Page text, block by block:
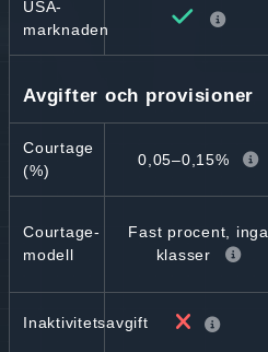
USA-
marknaden
Avgifter och provisioner
Courtage
(%)
0,05–0,15%
Courtage-
modell
Fast procent, inga
klasser
Inaktivitetsavgift